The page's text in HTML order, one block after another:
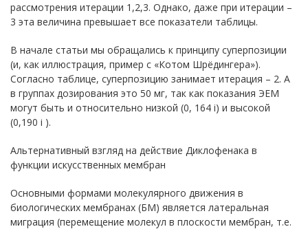
рассмотрения итерации 1,2,3. Однако, даже при итерации –
3 эта величина превышает все показатели таблицы.
В начале статьи мы обращались к принципу суперпозиции
(и, как иллюстрация, пример с «Котом Шрёдингера»).
Согласно таблице, суперпозицию занимает итерация – 2. А
в группах дозирования это 50 мг, так как показания ЭЕМ
могут быть и относительно низкой (0, 164 i) и высокой
(0,190 i ).
Альтернативный взгляд на действие Диклофенака в
функции искусственных мембран
Основными формами молекулярного движения в
биологических мембранах (БМ) является латеральная
миграция (перемещение молекул в плоскости мембран, т.е.